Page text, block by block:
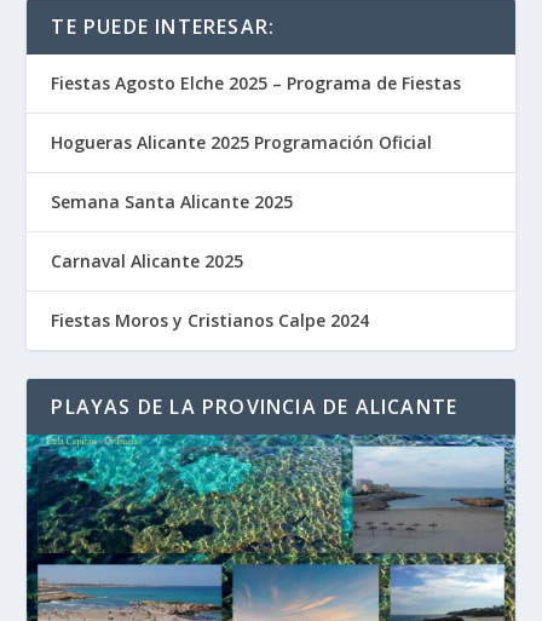
TE PUEDE INTERESAR:
Fiestas Agosto Elche 2025 – Programa de Fiestas
Hogueras Alicante 2025 Programación Oficial
Semana Santa Alicante 2025
Carnaval Alicante 2025
Fiestas Moros y Cristianos Calpe 2024
PLAYAS DE LA PROVINCIA DE ALICANTE